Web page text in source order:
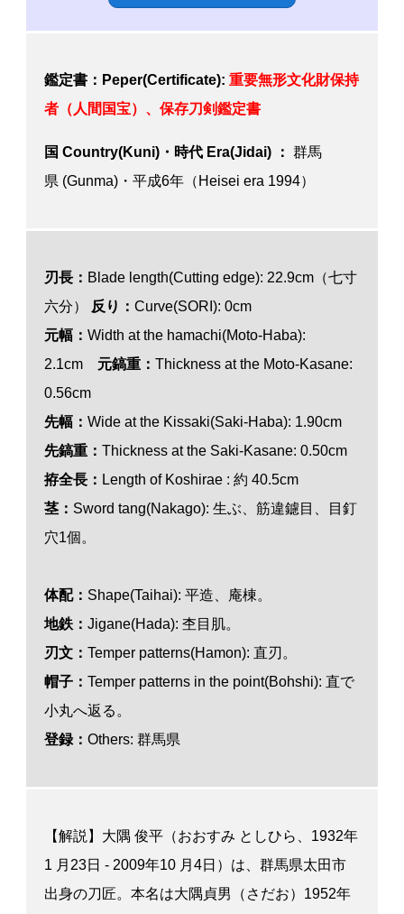
鑑定書：Peper(Certificate): 重要無形文化財保持
者（人間国宝）、 保存刀剣鑑定書
国 Country(Kuni)・時代 Era(Jidai) ： 群馬
県 (Gunma)・平成6年（Heisei era 1994）
刃長： Blade length(Cutting edge): 22.9cm（七寸
六分）
反り： Curve(SORI): 0cm
元幅： Width at the hamachi(Moto-Haba):
2.1cm 元鎬重： Thickness at the Moto-Kasane:
0.56cm
先幅： Wide at the Kissaki(Saki-Haba): 1.90cm
先鎬重： Thickness at the Saki-Kasane: 0.50cm
拵全長： Length of Koshirae : 約 40.5cm
茎： Sword tang(Nakago): 生ぶ、筋違鑢目、目釘
穴1個。
体配： Shape(Taihai): 平造、庵棟。
地鉄： Jigane(Hada): 杢目肌。
刃文： Temper patterns(Hamon): 直刃。
帽子： Temper patterns in the point(Bohshi): 直で
小丸へ返る。
登録： Others: 群馬県
【解説】大隅 俊平（おおすみ としひら、1932年
1 月23日 - 2009年10 月4日）は、群馬県太田市
出身の刀匠。本名は大隅貞男（さだお）1952年